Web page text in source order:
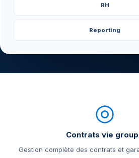
RH
Reporting
◎
Contrats vie
Gestion complète des contrats et